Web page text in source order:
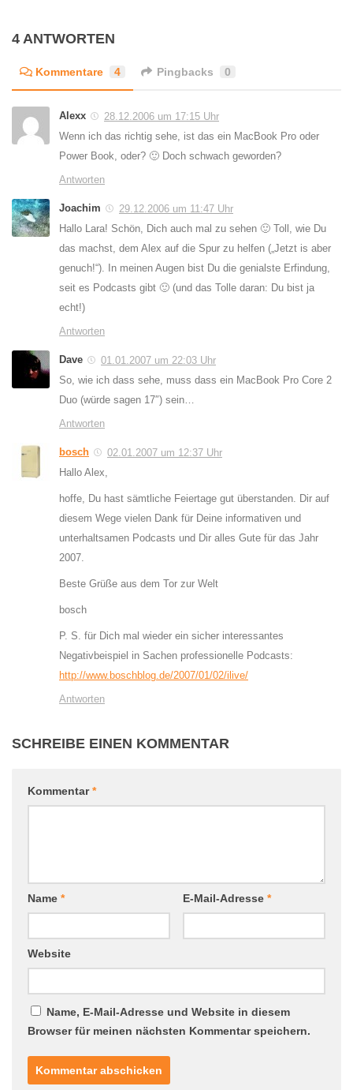
4 ANTWORTEN
Kommentare 4 Pingbacks 0
Alexx
28.12.2006 um 17:15 Uhr
Wenn ich das richtig sehe, ist das ein MacBook Pro oder
Power Book, oder? 🙂 Doch schwach geworden?
Antworten
Joachim
29.12.2006 um 11:47 Uhr
Hallo Lara! Schön, Dich auch mal zu sehen 🙂 Toll, wie Du
das machst, dem Alex auf die Spur zu helfen („Jetzt is aber
genuch!“). In meinen Augen bist Du die genialste Erfindung,
seit es Podcasts gibt 🙂 (und das Tolle daran: Du bist ja
echt!)
Antworten
Dave
01.01.2007 um 22:03 Uhr
So, wie ich dass sehe, muss dass ein MacBook Pro Core 2
Duo (würde sagen 17″) sein…
Antworten
bosch
02.01.2007 um 12:37 Uhr
Hallo Alex,
hoffe, Du hast sämtliche Feiertage gut überstanden. Dir auf
diesem Wege vielen Dank für Deine informativen und
unterhaltsamen Podcasts und Dir alles Gute für das Jahr
2007.
Beste Grüße aus dem Tor zur Welt
bosch
P. S. für Dich mal wieder ein sicher interessantes
Negativbeispiel in Sachen professionelle Podcasts:
http://www.boschblog.de/2007/01/02/ilive/
Antworten
SCHREIBE EINEN KOMMENTAR
Kommentar*
Name * E-Mail-Adresse *
Website
Name, E-Mail-Adresse und Website in diesem
Browser für meinen nächsten Kommentar speichern.